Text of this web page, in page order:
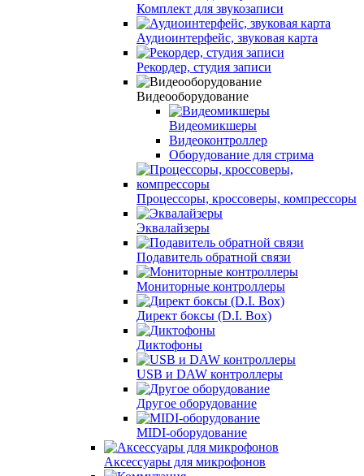
Комплект для звукозаписи
Аудиоинтерфейс, звуковая карта
Рекордер, студия записи
Видеооборудование
Видеомикшеры
Видеоконтроллер
Оборудование для стрима
Процессоры, кроссоверы, компрессоры
Эквалайзеры
Подавитель обратной связи
Мониторные контроллеры
Директ боксы (D.I. Box)
Диктофоны
USB и DAW контроллеры
Другое оборудование
MIDI-оборудование
Аксeссуары для микрофонов